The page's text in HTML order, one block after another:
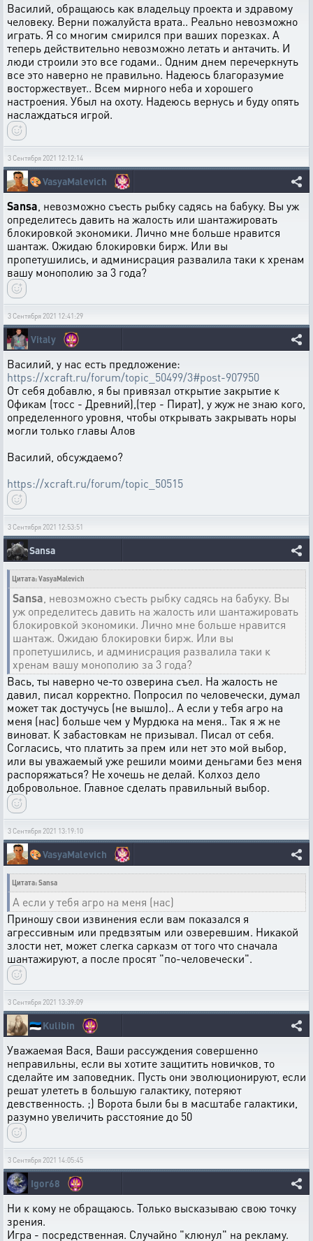
Василий, обращаюсь как владельцу проекта и здравому
человеку. Верни пожалуйста врата.. Реально невозможно
играть. Я со многим смирился при ваших порезках. А
теперь действительно невозможно летать и антачить. И
люди строили это все годами.. Одним днем перечеркнуть
все это наверно не правильно. Надеюсь благоразумие
восторжествует.. Всем мирного неба и хорошего
настроения. Убыл на охоту. Надеюсь вернусь и буду опять
наслаждаться игрой.
3 Сентября 2021 12:12:14
🎨VasyaMalevich
Sansa , невозможно съесть рыбку садясь на бабуку. Вы уж
определитесь давить на жалость или шантажировать
блокировкой экономики. Лично мне больше нравится
шантаж. Ожидаю блокировки бирж. Или вы
пропетушились, и админисрация развалила таки к хренам
вашу монополию за 3 года?
3 Сентября 2021 12:41:29
Vitaly
Василий, у нас есть предложение:
https://xcraft.ru/forum/topic_50499/3#post-907950
От себя добавлю, я бы привязал открытие закрытие к
Офикам (тосс - Древний),(тер - Пират), у жуж не знаю кого,
определенного уровня, чтобы открывать закрывать норы
могли только главы Алов
Василий, обсуждаемо?
https://xcraft.ru/forum/topic_50515
3 Сентября 2021 12:53:51
Sansa
Цитата: VasyaMalevich
Sansa , невозможно съесть рыбку садясь на бабуку. Вы
уж определитесь давить на жалость или шантажировать
блокировкой экономики. Лично мне больше нравится
шантаж. Ожидаю блокировки бирж. Или вы
пропетушились, и админисрация развалила таки к
хренам вашу монополию за 3 года?
Вась, ты наверно че-то озверина съел. На жалость не
давил, писал корректно. Попросил по человечески, думал
может так достучусь (не вышло).. А если у тебя агро на
меня (нас) больше чем у Мурдюка на меня.. Так я ж не
виноват. К забастовкам не призывал. Писал от себя.
Согласись, что платить за прем или нет это мой выбор,
или вы уважаемый уже решили моими деньгами без меня
распоряжаться? Не хочешь не делай. Колхоз дело
добровольное. Главное сделать правильный выбор.
3 Сентября 2021 13:19:10
🎨VasyaMalevich
Цитата: Sansa
А если у тебя агро на меня (нас)
Приношу свои извинения если вам показался я
агрессивным или предвзятым или озверевшим. Никакой
злости нет, может слегка сарказм от того что сначала
шантажируют, а после просят "по-человечески".
3 Сентября 2021 13:39:09
🇪🇪Kulibin
Уважаемая Вася, Ваши рассуждения совершенно
неправильны, если вы хотите защитить новичков, то
сделайте им заповедник. Пусть они эволюционируют, если
решат улететь в большую галактику, потеряют
девственность. ;) Ворота были бы в масштабе галактики,
разумно увеличить расстояние до 50
3 Сентября 2021 14:05:45
Igor68
Ни к кому не обращаюсь. Только высказываю свою точку
зрения.
Игра - посредственная. Случайно "клюнул" на рекламу.